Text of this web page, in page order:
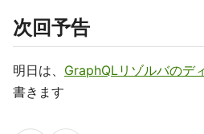
次回予告
明日は、 GraphQLリゾルバのデ
書きます